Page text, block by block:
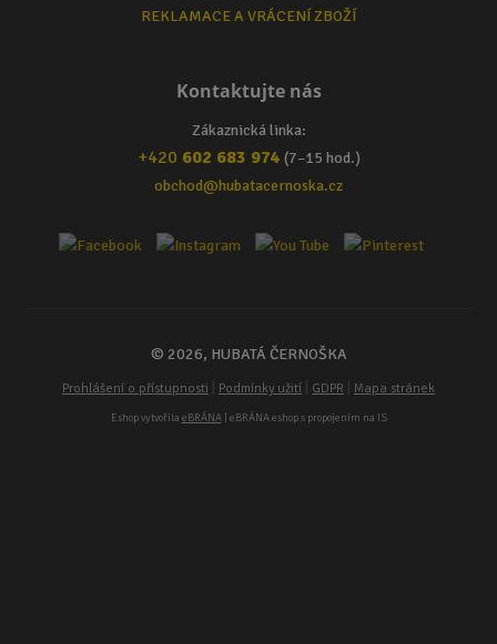
REKLAMACE A VRÁCENÍ ZBOŽÍ
Kontaktujte nás
Zákaznická linka:
+420 602 683 974 (7–15 hod.)
obchod@hubatacernoska.cz
© 2026, HUBATÁ ČERNOŠKA
Prohlášení o přístupnosti Podmínky užití GDPR Mapa stránek
Eshop vytvořila eBRÁNA| eBRÁNA eshop s propojením na IS